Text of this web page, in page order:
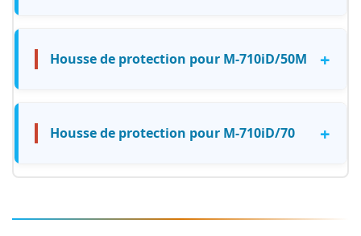
Housse de protection pour M-710iD/50M +
Housse de protection pour M-710iD/70 +